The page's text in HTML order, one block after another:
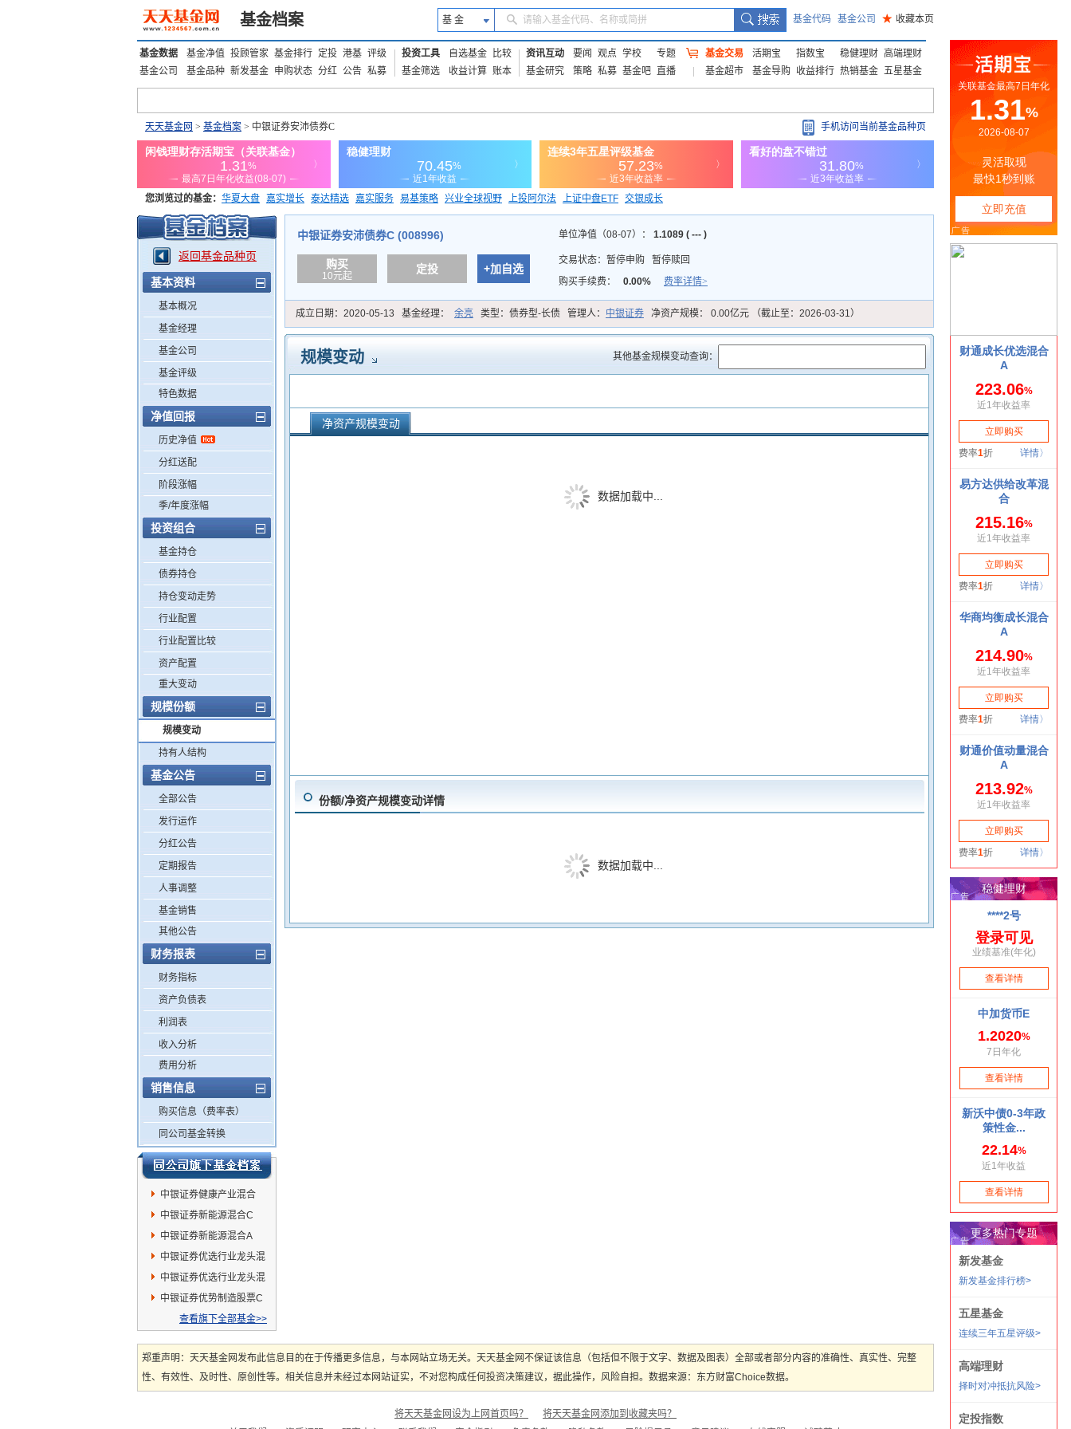
基金档案 基 金 请输入基金代码、名称或简拼 基金代码 基金公司 ★ 收藏本页
基金数据 基金净值 投顾管家 基金排行 定投 港基 评级
基金公司
基金品种 新发基金 申购状态 分红 公告 私募
投资工具 自选基金
比较
基金筛选
收益计算 账本
资讯互动 要闻 观点 学校
专题
基金研究
策略 私募 基金吧 直播
基金交易 活期宝 指数宝 稳健理财 高端理财
基金超市
基金导购 收益排行 热销基金 五星基金
天天基金网 > 基金档案 > 中银证券安沛债券C 手机访问当前基金品种页
您浏览过的基金： 华夏大盘 嘉实增长 泰达精选 嘉实服务 易基策略 兴业全球视野 上投阿尔法 上证中盘ETF 交银成长
添富优势 华安宏利 上证180价值ETF
返回基金品种页
基本资料
基本概况
基金经理
基金公司
基金评级
特色数据
净值回报
历史净值
分红送配
阶段涨幅
季/年度涨幅
投资组合
基金持仓
债券持仓
持仓变动走势
行业配置
行业配置比较
资产配置
重大变动
规模份额
规模变动
持有人结构
基金公告
全部公告
发行运作
分红公告
定期报告
人事调整
基金销售
其他公告
财务报表
财务指标
资产负债表
利润表
收入分析
费用分析
销售信息
购买信息（费率表）
同公司基金转换
中银证券健康产业混合
中银证券新能源混合C
中银证券新能源混合A
中银证券优选行业龙头混
合A
中银证券优选行业龙头混
合C
中银证券优势制造股票C
查看旗下全部基金>>
中银证券安沛债券C (008996)
购买
10元起
定投 +加自选
单位净值（08-07）： 1.1089 ( --- )
交易状态： 暂停申购
暂停赎回
购买手续费：
0.00% 费率详情>
成立日期： 2020-05-13 基金经理： 余亮 类型： 债券型-长债 管理人： 中银证券 净资产规模： 0.00亿元 （截止至：2026-03-31）
规模变动 其他基金规模变动查询：
净资产规模变动
数据加载中...
份额/净资产规模变动详情
数据加载中...
郑重声明：天天基金网发布此信息目的在于传播更多信息，与本网站立场无关。天天基金网不保证该信息（包括但不限于文字、数据及图表）全部或者部分内容的准确性、真实性、完整
性、有效性、及时性、原创性等。相关信息并未经过本网站证实，不对您构成任何投资决策建议，据此操作，风险自担。数据来源：东方财富Choice数据。
将天天基金网设为上网首页吗？
将天天基金网添加到收藏夹吗？